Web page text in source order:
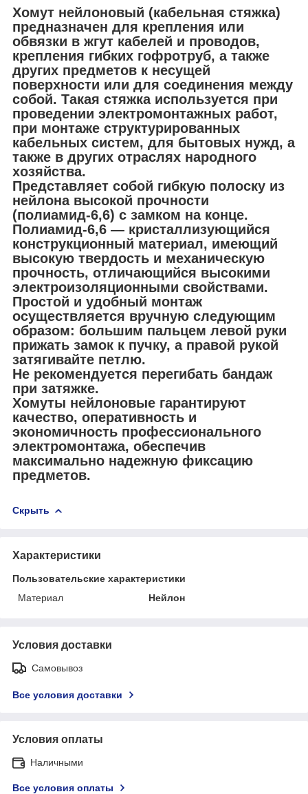
Хомут нейлоновый (кабельная стяжка)
предназначен для крепления или
обвязки в жгут кабелей и проводов,
крепления гибких гофротруб, а также
других предметов к несущей
поверхности или для соединения между
собой. Такая стяжка используется при
проведении электромонтажных работ,
при монтаже структурированных
кабельных систем, для бытовых нужд, а
также в других отраслях народного
хозяйства.
Представляет собой гибкую полоску из
нейлона высокой прочности
(полиамид-6,6) с замком на конце.
Полиамид-6,6 — кристаллизующийся
конструкционный материал, имеющий
высокую твердость и механическую
прочность, отличающийся высокими
электроизоляционными свойствами.
Простой и удобный монтаж
осуществляется вручную следующим
образом: большим пальцем левой руки
прижать замок к пучку, а правой рукой
затягивайте петлю.
Не рекомендуется перегибать бандаж
при затяжке.
Хомуты нейлоновые гарантируют
качество, оперативность и
экономичность профессионального
электромонтажа, обеспечив
максимально надежную фиксацию
предметов.
Скрыть
Характеристики
Пользовательские характеристики
Материал
Нейлон
Условия доставки
Самовывоз
Все условия доставки
Условия оплаты
Наличными
Все условия оплаты